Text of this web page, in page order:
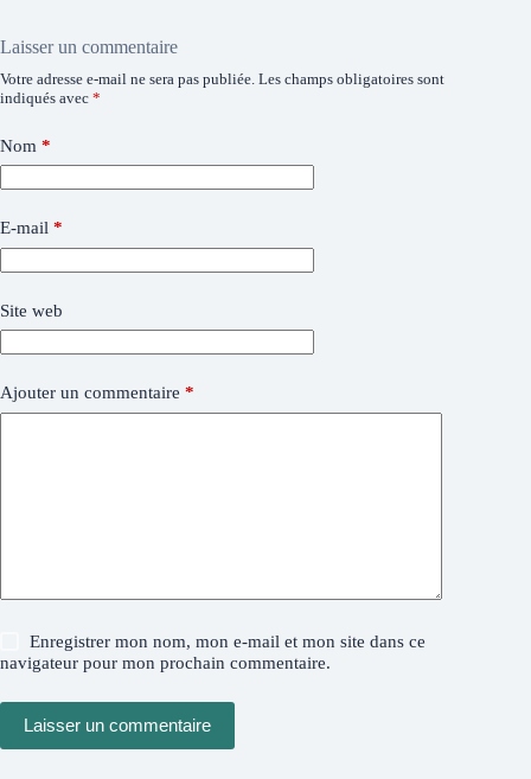
Laisser un commentaire
Votre adresse e-mail ne sera pas publiée. Les champs obligatoires sont
indiqués avec *
Nom *
E-mail *
Site web
Ajouter un commentaire *
Enregistrer mon nom, mon e-mail et mon site dans ce
navigateur pour mon prochain commentaire.
Laisser un commentaire